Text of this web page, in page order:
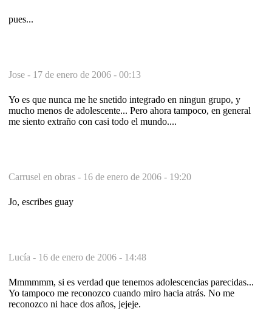
pues...
Jose - 17 de enero de 2006 - 00:13
Yo es que nunca me he snetido integrado en ningun grupo, y
mucho menos de adolescente... Pero ahora tampoco, en general
me siento extraño con casi todo el mundo....
Carrusel en obras - 16 de enero de 2006 - 19:20
Jo, escribes guay
Lucía - 16 de enero de 2006 - 14:48
Mmmmmm, si es verdad que tenemos adolescencias parecidas...
Yo tampoco me reconozco cuando miro hacia atrás. No me
reconozco ni hace dos años, jejeje.